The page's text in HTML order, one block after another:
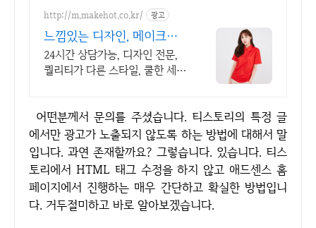
http://m.makehot.co.kr/ 광고
느낌있는 디자인, 메이크핫
차별화되고 세련된 디자인!
24시간 상담가능, 디자인 전문,
퀄리티가 다른 스타일, 쿨한 세
어떤분께서 문의를 주셨습니다. 티스토리의 특정 글
에서만 광고가 노출되지 않도록 하는 방법에 대해서 말
입니다. 과연 존재할까요? 그렇습니다. 있습니다. 티스
토리에서 HTML 태그 수정을 하지 않고 애드센스 홈
페이지에서 진행하는 매우 간단하고 확실한 방법입니
다. 거두절미하고 바로 알아보겠습니다.